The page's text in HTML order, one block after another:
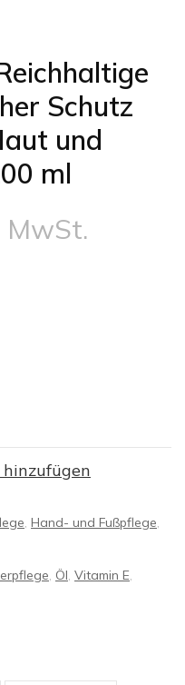
Schutz
und
ml
MwSt.
, Hand- und Fußpflege,
, Öl, Vitamin E,